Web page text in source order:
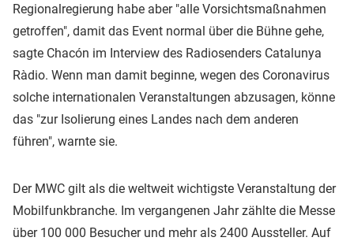
Regionalregierung habe aber "alle Vorsichtsmaßnahmen
getroffen", damit das Event normal über die Bühne gehe,
sagte Chacón im Interview des Radiosenders Catalunya
Ràdio. Wenn man damit beginne, wegen des Coronavirus
solche internationalen Veranstaltungen abzusagen, könne
das "zur Isolierung eines Landes nach dem anderen
führen", warnte sie.
Der MWC gilt als die weltweit wichtigste Veranstaltung der
Mobilfunkbranche. Im vergangenen Jahr zählte die Messe
über 100 000 Besucher und mehr als 2400 Aussteller. Auf